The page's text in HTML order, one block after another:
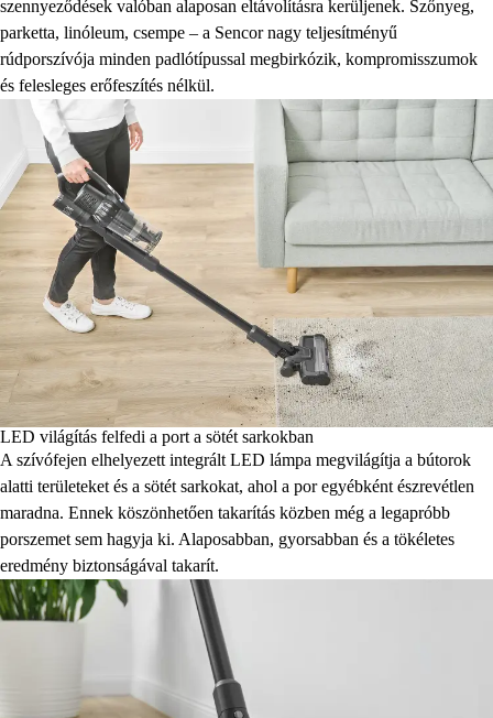
szennyeződések valóban alaposan eltávolításra kerüljenek. Szőnyeg,
parketta, linóleum, csempe – a Sencor nagy teljesítményű
rúdporszívója minden padlótípussal megbirkózik, kompromisszumok
és felesleges erőfeszítés nélkül.
LED világítás felfedi a port a sötét sarkokban
A szívófejen elhelyezett integrált LED lámpa megvilágítja a bútorok
alatti területeket és a sötét sarkokat, ahol a por egyébként észrevétlen
maradna. Ennek köszönhetően takarítás közben még a legapróbb
porszemet sem hagyja ki. Alaposabban, gyorsabban és a tökéletes
eredmény biztonságával takarít.